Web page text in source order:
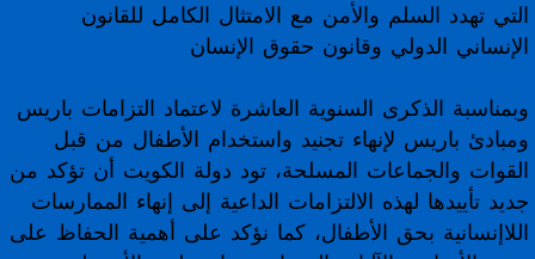
التي تهدد السلم والأمن مع الامتثال الكامل للقانون
الإنساني الدولي وقانون حقوق الإنسان
وبمناسبة الذكرى السنوية العاشرة لاعتماد التزامات باريس
ومبادئ باريس لإنهاء تجنيد واستخدام الأطفال من قبل
القوات والجماعات المسلحة، تود دولة الكويت أن تؤكد من
جديد تأييدها لهذه الالتزامات الداعية إلى إنهاء الممارسات
اللاإنسانية بحق الأطفال، كما نؤكد على أهمية الحفاظ على